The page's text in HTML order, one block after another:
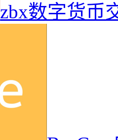
zbx数字货币